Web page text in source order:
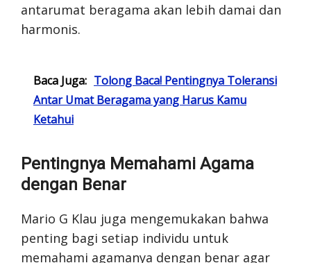
antarumat beragama akan lebih damai dan
harmonis.
Baca Juga: Tolong Baca! Pentingnya Toleransi
Antar Umat Beragama yang Harus Kamu
Ketahui
Pentingnya Memahami Agama
dengan Benar
Mario G Klau juga mengemukakan bahwa
penting bagi setiap individu untuk
memahami agamanya dengan benar agar